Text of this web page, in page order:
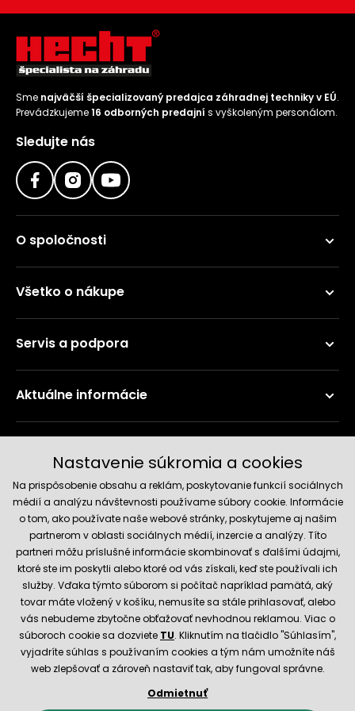
Sme najväčší špecializovaný predajca záhradnej techniky v EÚ.
Prevádzkujeme16 odborných predajní s vyškoleným personálom.
Sledujte nás
O spoločnosti
Všetko o nákupe
Servis a podpora
Aktuálne informácie
Spoľahlivý obchod
Obchodné podmienky
Nastavenie súkromia a cookies
Na prispôsobenie obsahu a reklám, poskytovanie funkcií sociálnych
médií a analýzu návštevnosti používame súbory cookie. Informácie
o tom, ako používate naše webové stránky, poskytujeme aj našim
partnerom v oblasti sociálnych médií, inzercie a analýzy. Títo
partneri môžu príslušné informácie skombinovať s ďalšími údajmi,
ktoré ste im poskytli alebo ktoré od vás získali, keď ste používali ich
služby. Vďaka týmto súborom si počítač napríklad pamätá, aký
tovar máte vložený v košíku, nemusíte sa stále prihlasovať, alebo
vás nebudeme zbytočne obťažovať nevhodnou reklamou. Viac o
súboroch cookie sa dozviete TU. Kliknutím na tlačidlo "Súhlasím",
vyjadríte súhlas s používaním cookies a tým nám umožníte náš
web zlepšovať a zároveň nastaviť tak, aby fungoval správne.
Odmietnuť